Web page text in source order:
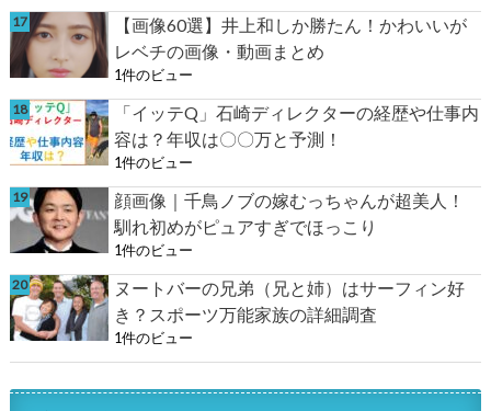
【画像60選】井上和しか勝たん！かわいいが
レベチの画像・動画まとめ
1件のビュー
「イッテQ」石崎ディレクターの経歴や仕事内
容は？年収は〇〇万と予測！
1件のビュー
顔画像｜千鳥ノブの嫁むっちゃんが超美人！
馴れ初めがピュアすぎでほっこり
1件のビュー
ヌートバーの兄弟（兄と姉）はサーフィン好
き？スポーツ万能家族の詳細調査
1件のビュー